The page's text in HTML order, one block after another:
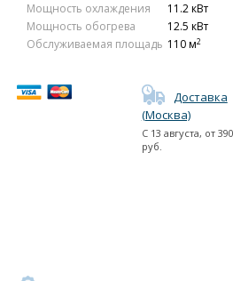
Мощность охлаждения
11.2 кВт
Мощность обогрева
12.5 кВт
Обслуживаемая площадь 110 м2
Доставка
(Москва)
С 13 августа, от 390
руб.